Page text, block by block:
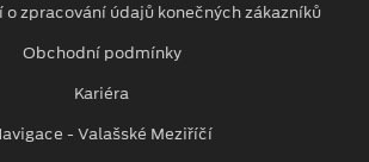
o zpracování údajů konečných zákazníků
Obchodní podmínky
Kariéra
- Valašské Meziříčí